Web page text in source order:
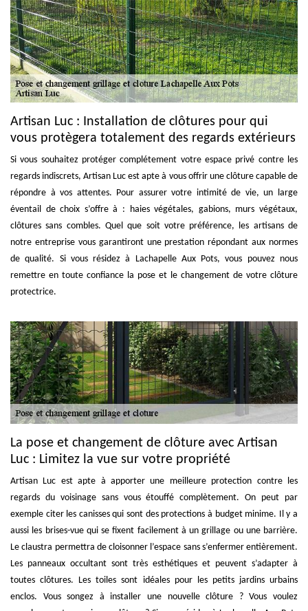
Artisan Luc : Installation de clôtures pour qui
vous protègera totalement des regards extérieurs
Si vous souhaitez protéger complétement votre espace privé contre les
regards indiscrets, Artisan Luc est apte à vous offrir une clôture capable de
répondre à vos attentes. Pour assurer votre intimité de vie, un large
éventail de choix s’offre à : haies végétales, gabions, murs végétaux,
clôtures sans combles. Quel que soit votre préférence, les artisans de
notre entreprise vous garantiront une prestation répondant aux normes
de qualité. Si vous résidez à Lachapelle Aux Pots, vous pouvez nous
remettre en toute confiance la pose et le changement de votre clôture
protectrice.
La pose et changement de clôture avec Artisan
Luc : Limitez la vue sur votre propriété
Artisan Luc est apte à apporter une meilleure protection contre les
regards du voisinage sans vous étouffé complètement. On peut par
exemple citer les canisses qui sont des protections à budget minime. Il y a
aussi les brises-vue qui se fixent facilement à un grillage ou une barrière.
Le claustra permettra de cloisonner l’espace sans s’enfermer entièrement.
Les panneaux occultant sont très esthétiques et peuvent s’adapter à
toutes clôtures. Les toiles sont idéales pour les petits jardins urbains
enclos. Vous songez à installer une nouvelle clôture ? Vous voulez